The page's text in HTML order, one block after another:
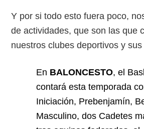
Y por si todo esto fuera poco,
de actividades, que son las que
nuestros clubes deportivos y
En BALONCESTO, el
contará esta temporada
Iniciación, Prebenjamín,
Masculino, dos Cadetes